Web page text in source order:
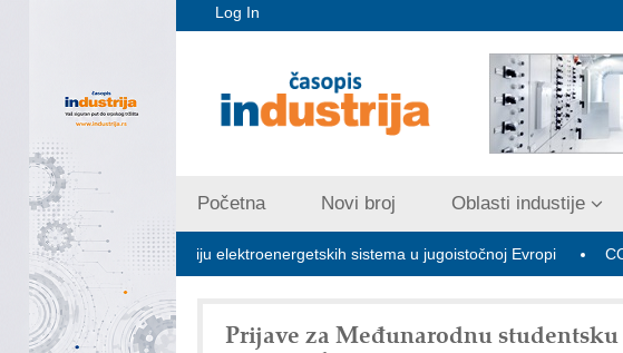
Log In
Početna Novi broj Oblasti industije
za stabilizaciju elektroenergetskih sistema u jugoistočnoj Evropi COMBYPACK
Prijave za Međunarodnu